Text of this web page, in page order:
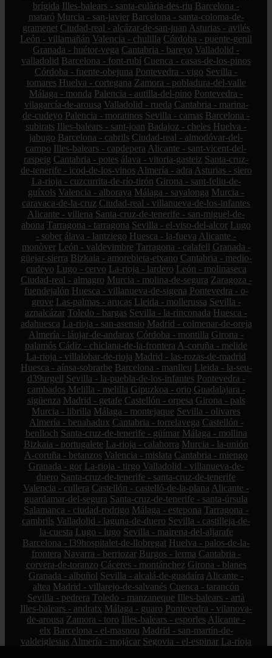
brígida Illes-balears - santa-eulària-des-riu Barcelona -
mataró Murcia - san-javier Barcelona - santa-coloma-de-
gramenet Ciudad-real - alcázar-de-san-juan Asturias - avilés
León - villamañán Valencia - chulilla Córdoba - puente-genil
Granada - huétor-vega Cantabria - bareyo Valladolid -
valladolid Barcelona - font-rubí Cuenca - casas-de-los-pinos
Córdoba - fuente-obejuna Pontevedra - vigo Sevilla -
tomares Huelva - cortegana Zamora - pobladura-del-valle
Málaga - monda Palencia - autilla-del-pino Pontevedra -
vilagarcía-de-arousa Valladolid - rueda Cantabria - marina-
de-cudeyo Palencia - moratinos Sevilla - camas Barcelona -
subirats Illes-balears - sant-joan Badajoz - cheles Huelva -
jabugo Barcelona - cabrils Ciudad-real - almodóvar-del-
campo Illes-balears - capdepera Alicante - sant-vicent-del-
raspeig Cantabria - potes álava - vitoria-gasteiz Santa-cruz-
de-tenerife - icod-de-los-vinos Almería - adra Asturias - siero
La-rioja - cuzcurrita-de-río-tirón Girona - sant-feliu-de-
guíxols Valencia - alboraya Málaga - sayalonga Murcia -
caravaca-de-la-cruz Ciudad-real - villanueva-de-los-infantes
Alicante - villena Santa-cruz-de-tenerife - san-miguel-de-
abona Tarragona - tarragona Sevilla - el-viso-del-alcor Lugo
- sober álava - lantziego Huesca - la-fueva Alicante -
monòver León - valdevimbre Tarragona - calafell Granada -
güejar-sierra Bizkaia - amorebieta-etxano Cantabria - medio-
cudeyo Lugo - cervo La-rioja - lardero León - molinaseca
Ciudad-real - almagro Murcia - molina-de-segura Zaragoza -
fuendejalón Huesca - villanueva-de-sigena Pontevedra - o-
grove Las-palmas - arucas Lleida - mollerussa Sevilla -
aznalcázar Toledo - bargas Sevilla - la-rinconada Huesca -
adahuesca La-rioja - san-asensio Madrid - colmenar-de-oreja
Almería - láujar-de-andarax Córdoba - montilla Girona -
palamós Cádiz - chiclana-de-la-frontera A-coruña - melide
La-rioja - villalobar-de-rioja Madrid - las-rozas-de-madrid
Huesca - aínsa-sobrarbe Barcelona - manlleu Lleida - la-seu-
d39urgell Sevilla - la-puebla-de-los-infantes Pontevedra -
cambados Melilla - melilla Gipuzkoa - orio Guadalajara -
sigüenza Madrid - getafe Castellón - orpesa Girona - pals
Murcia - librilla Málaga - montejaque Sevilla - olivares
Almería - benahadux Cantabria - torrelavega Castellón -
benlloch Santa-cruz-de-tenerife - güímar Málaga - mollina
Bizkaia - portugalete La-rioja - calahorra Murcia - la-unión
A-coruña - betanzos Valencia - mislata Cantabria - miengo
Granada - gor La-rioja - tirgo Valladolid - villanueva-de-
duero Santa-cruz-de-tenerife - santa-cruz-de-tenerife
Valencia - cullera Castellón - castelló-de-la-plana Alicante -
guardamar-del-segura Santa-cruz-de-tenerife - santa-úrsula
Salamanca - ciudad-rodrigo Málaga - estepona Tarragona -
cambrils Valladolid - laguna-de-duero Sevilla - castilleja-de-
la-cuesta Lugo - lugo Sevilla - mairena-del-aljarafe
Barcelona - l39hospitalet-de-llobregat Huelva - palos-de-la-
frontera Navarra - berriozar Burgos - lerma Cantabria -
corvera-de-toranzo Cáceres - montánchez Girona - blanes
Granada - albuñol Sevilla - alcalá-de-guadaíra Alicante -
altea Madrid - villarejo-de-salvanés Cuenca - tarancón
Sevilla - pedrera Toledo - manzaneque Illes-balears - artà
Illes-balears - andratx Málaga - guaro Pontevedra - vilanova-
de-arousa Zamora - toro Illes-balears - esporles Alicante -
elx Barcelona - el-masnou Madrid - san-martín-de-
valdeiglesias Almería - mojácar Segovia - el-espinar La-rioja